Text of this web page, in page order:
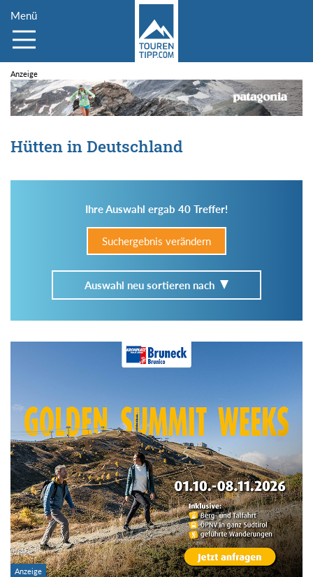
Menü
Hütten in Deutschland
Ihre Auswahl ergab 40 Treffer!
Suchergebnis verändern
Auswahl neu sortieren nach
Im Hüttenarchiv suchen
Region:
Gebirge:
Hütten-Typ: